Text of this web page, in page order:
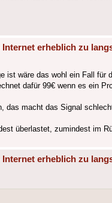
erheblich zu
ist wäre das wohl ein Fall
dafür 99€ wenn es ein
das macht das Signal
überlastet, zumindest im
erheblich zu